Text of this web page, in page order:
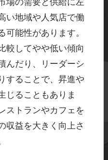
場の需要と供給に左
い地域や人気店で働
可能性があります。
較してやや低い傾向
んだり、リーダーシ
することで、昇進や
じることもありま
ストランやカフェを
収益を大きく向上さ